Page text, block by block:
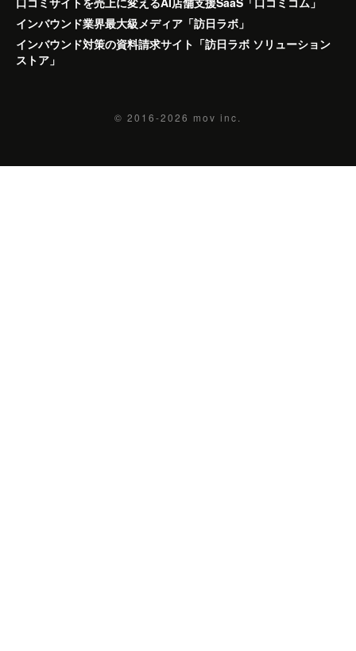
インバウンド業界最大級メディア「訪日ラボ」
インバウンド対策の資料請求サイト「訪日ラボ ソリューション
ストア」
© 2016-2026 mov inc.